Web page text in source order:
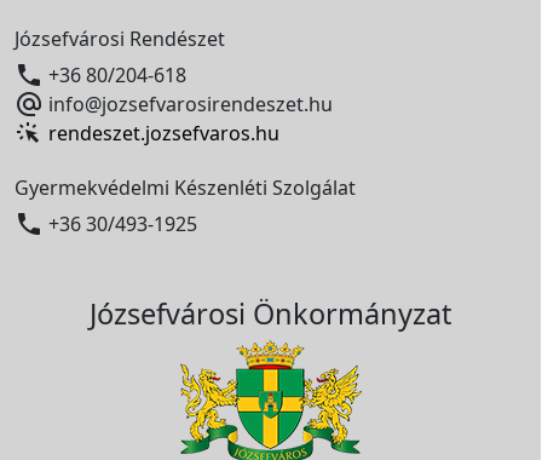
Józsefvárosi Rendészet
 +36 80/204-618
 info@jozsefvarosirendeszet.hu
rendeszet.jozsefvaros.hu
Gyermekvédelmi Készenléti Szolgálat
 +36 30/493-1925
Józsefvárosi Önkormányzat